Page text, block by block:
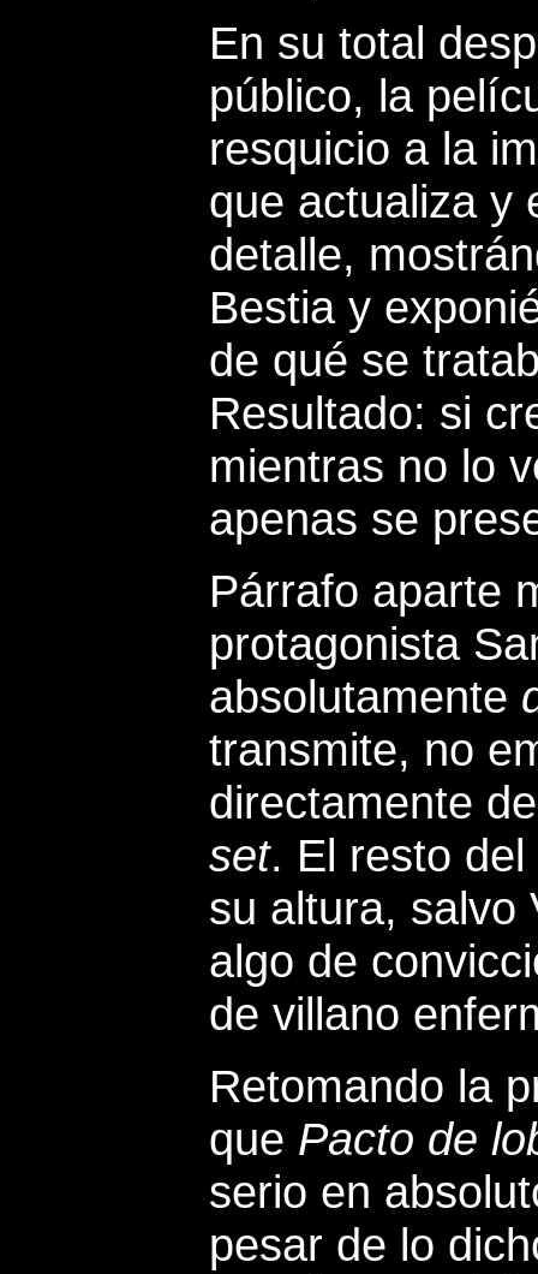
En su total
público, la
resquicio a la
que actualiza y
detalle,
Bestia y
de qué se
Resultado: si
mientras no lo
apenas se
Párrafo aparte
protagonista
absolutamente
transmite, no
directamente
set. El resto
su altura, salvo
algo de
de villano
Retomando la
que Pacto de
serio en
pesar de lo